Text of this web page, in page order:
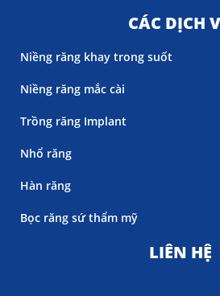
CÁC DỊCH
Niềng răng khay trong suốt
Niềng răng mắc cài
Trồng răng Implant
Nhổ răng
Hàn răng
Bọc răng sứ thẩm mỹ
LIÊN HỆ